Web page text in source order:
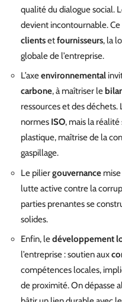
qualité du dialogue social.
devient incontournable.
clientsetfournisseurs, la
globale de l’entreprise.
L’axeenvironnemental
carbone, à maîtriser le
ressources et des déchets.
normes ISO, mais la
plastique, maîtrise de la
gaspillage.
Le piliergouvernance
lutte active contre la
parties prenantes se
solides.
Enfin, ledéveloppement
l’entreprise : soutien aux
compétences locales,
de proximité. On dépasse